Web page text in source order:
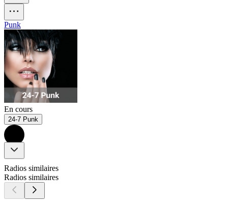
Punk
En cours
24-7 Punk
Radios similaires
Radios similaires